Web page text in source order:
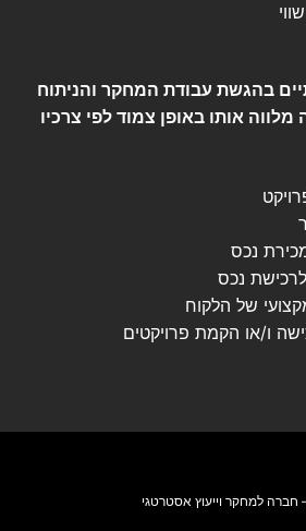
בהגשת עבודת המחקר והניתוח
אותו באופן צמוד לפי צרכיו
נכס
נכס
של הלקוח
ו/או הקמת פרויקטים